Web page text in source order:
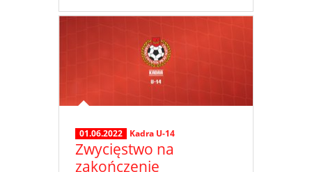
01.06.2022 Kadra U-14
Zwycięstwo na
zakończenie